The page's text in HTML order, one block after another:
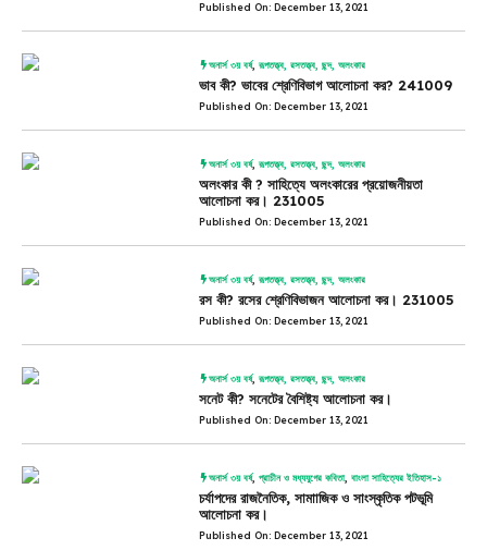
Published On: December 13, 2021
অনার্স ৩য় বর্ষ,রূপতত্ত্ব, রসতত্ত্ব, ছন্দ, অলংকার
ভাব কী? ভাবের শ্রেণিবিভাগ আলোচনা কর? 241009
Published On: December 13, 2021
অনার্স ৩য় বর্ষ,রূপতত্ত্ব, রসতত্ত্ব, ছন্দ, অলংকার
অলংকার কী ? সাহিত্যে অলংকারের প্রয়োজনীয়তা
আলোচনা কর। 231005
Published On: December 13, 2021
অনার্স ৩য় বর্ষ,রূপতত্ত্ব, রসতত্ত্ব, ছন্দ, অলংকার
রস কী? রসের শ্রেণিবিভাজন আলোচনা কর। 231005
Published On: December 13, 2021
অনার্স ৩য় বর্ষ,রূপতত্ত্ব, রসতত্ত্ব, ছন্দ, অলংকার
সনেট কী? সনেটের বৈশিষ্ট্য আলোচনা কর।
Published On: December 13, 2021
অনার্স ৩য় বর্ষ,প্রাচীন ও মধ্যযুগের কবিতা ,বাংলা সাহিত্যের ইতিহাস-১
চর্যাপদের রাজনৈতিক, সামাাজিক ও সাংস্কৃতিক পটভূমি
আলোচনা কর।
Published On: December 13, 2021